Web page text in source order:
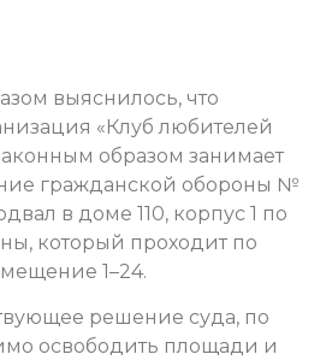
выяснилось, что
«Клуб любителей
образом занимает
гражданской обороны №
в доме 110, корпус 1 по
который проходит по
1–24.
решение суда, по
освободить площади и